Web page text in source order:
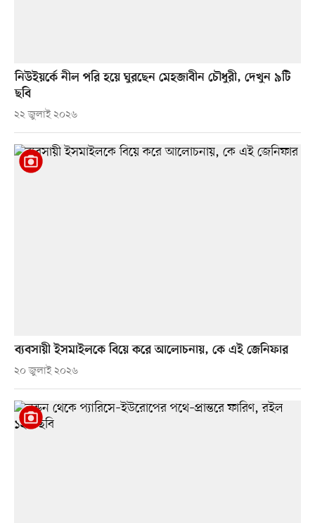
নিউইয়র্কে নীল পরি হয়ে ঘুরছেন মেহজাবীন চৌধুরী, দেখুন ৯টি
ছবি
২২ জুলাই ২০২৬
ব্যবসায়ী ইসমাইলকে বিয়ে করে আলোচনায়, কে এই জেনিফার
২০ জুলাই ২০২৬